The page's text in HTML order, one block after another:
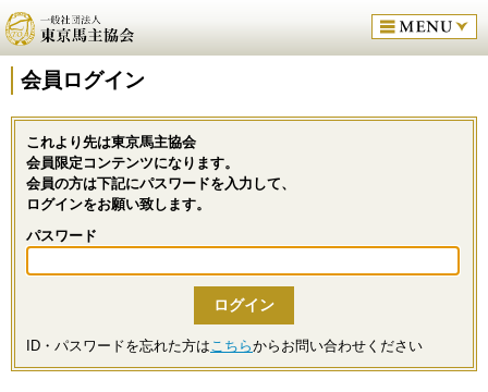
会員ログイン
これより先は東京馬主協会
会員限定コンテンツになります。
会員の方は下記にパスワードを入力して、
ログインをお願い致します。
パスワード
ID・パスワードを忘れた方はこちらからお問い合わせください